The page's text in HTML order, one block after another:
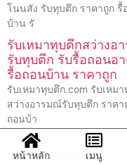
โนนสัง รับทุบตึก ราคาถูก รื้
บ้าน รั
รับเหมาทุบตึกสว่างอ
รับทุบตึก รับรื้อถอนอ
รื้อถอนบ้าน ราคาถูก
รับเหมาทุบตึก.com รับเหม
สว่างอารมณ์รับทุบตึก ราคา
ถอนบ้า
รับเหมาทุบตึกถนน
หน้าหลัก เมนู